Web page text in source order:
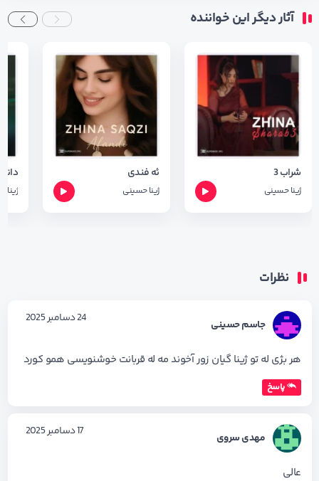
آثار دیگر این خواننده
شراب 3
ژینا حسینی
ئه فندی
ژینا حسینی ژینا
نظرات
جاسم حسینی 24 دسامبر 2025
هر بژی له تو ژینا گیان زور آخوند مه له قربانت خوشنویسی همو کورد
پاسخ
مهدی سروی 17 دسامبر 2025
عالی